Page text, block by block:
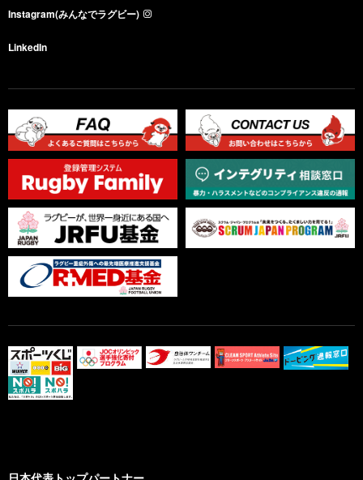
Instagram(みんなでラグビー)
LinkedIn